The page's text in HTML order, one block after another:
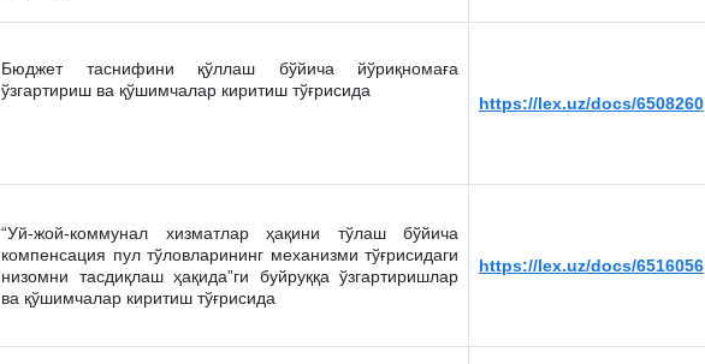
Бюджет таснифини қўллаш бўйича йўриқномаға
ўзгартириш ва қўшимчалар киритиш тўғрисида
https://lex.uz/docs/6508260
“Уй-жой-коммунал хизматлар ҳақини тўлаш бўйича
компенсация пул тўловларининг механизми тўғрисидаги
низомни тасдиқлаш ҳақида”ги буйруққа ўзгартиришлар
ва қўшимчалар киритиш тўғрисида
https://lex.uz/docs/6516056